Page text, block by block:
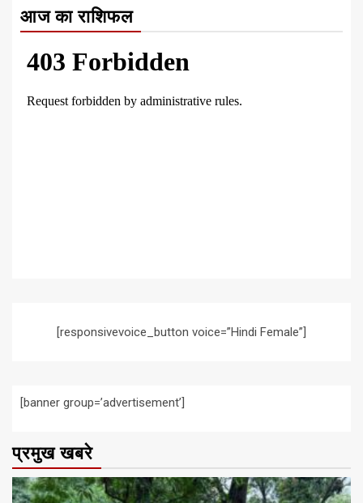
आज का राशिफल
[responsivevoice_button voice=”Hindi Female”]
[banner group=’advertisement’]
प्रमुख खबरे